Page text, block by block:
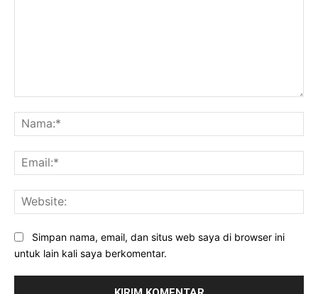
Simpan nama, email, dan situs web saya di browser ini
untuk lain kali saya berkomentar.